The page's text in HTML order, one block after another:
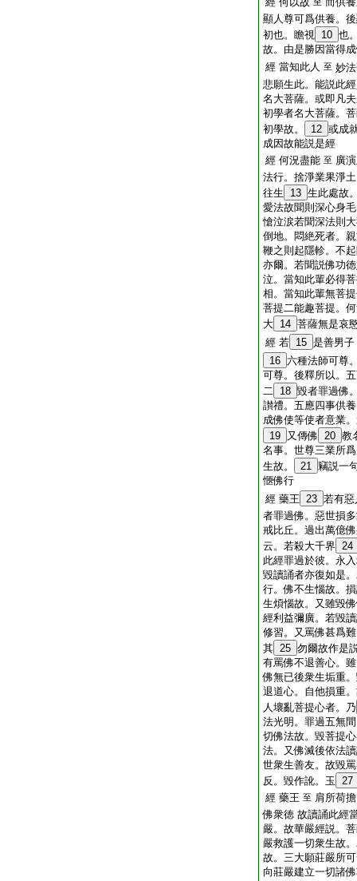
顯人尊可爲供養。
初也。瞻視 10 也
故。由是勝因當得
經 當知此人 至 妙
悲願生此。能説此
名大菩薩。或即凡
初學者名大菩薩。
初學故。
12 或成
成因故能説是經
經 何況盡能 至 廣
法行。捨淨業果淨
往生
13 生此處故
愛法故聞則深心身
愴泣涙若聞深法則
倒地。悶絶死者。
鞭之則起隱軫。不
亦爾。若聞説佛功
泣。當知此輩必得
相。當知此輩無菩
菩提二能趣菩提。
大 14 菩薩無是哀
經 若 15 是善男子
16 六種法師可尊
可尊。後釋所以。
二 18 毀者罪過佛
讃禮。五應四事供
成佛使等使者意業
19 又傳佛 20 教
名事。世尊三業所
生故。
21 竊説一
愜佛行
經 藥王 23 若有惡
者罪過佛。惡世損
戒比丘。過出萬億
云。若殺大千界 24
此經罪過於彼。永
毀讀誦者亦復如是
行。佛不生惱故。
生煩惱故。又雖毀
經利益彌廣。若毀
修習。又罵佛甚爲
其 25 勿爾故作是
有罵佛不退善心。
佛無已後衆生垢重
退道心。自他損重
人壞亂菩提心者。乃
法光明。罪過五無
切佛法故。毀菩提
法。又佛滅後依法
世衆生善友。故毀
反。毀作訛。玉 27
經 藥王 至 肩所荷
佛衆徳 故讀誦此經
嚴。故華嚴經説。
嚴救護一切衆生故
故。三大願莊嚴所
向莊嚴建立一切諸